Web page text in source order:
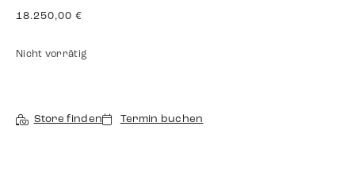
18.250,00 €
Nicht vorrätig
Store finden Termin buchen